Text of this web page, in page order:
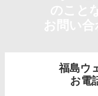
福島ウ
お電